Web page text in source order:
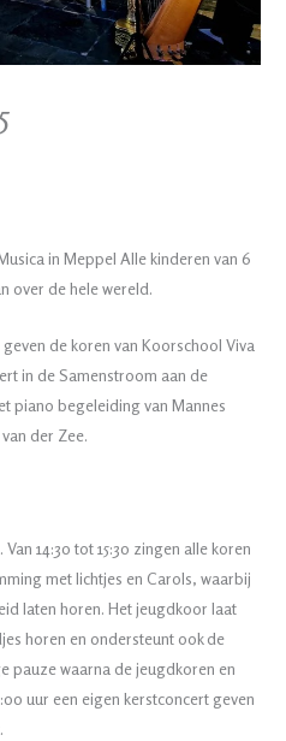
in Meppel Alle kinderen van 6
over de hele wereld.
de koren van Koorschool Viva
in de Samenstroom aan de
piano begeleiding van Mannes
der Zee.
14:30 tot 15:30 zingen alle koren
met lichtjes en Carols, waarbij
laten horen. Het jeugdkoor laat
horen en ondersteunt ook de
pauze waarna de jeugdkoren en
uur een eigen kerstconcert geven